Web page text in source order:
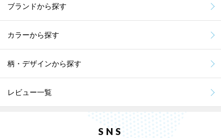
ブランドから探す
カラーから探す
柄・デザインから探す
レビュー一覧
SNS